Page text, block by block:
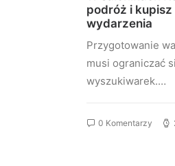
podróż i
wydarzenia
Przygotowanie
musi ograniczać
wyszukiwarek.…
0 Komentarzy